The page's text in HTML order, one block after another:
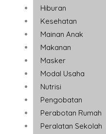
Hiburan
Kesehatan
Mainan Anak
Makanan
Masker
Modal Usaha
Nutrisi
Pengobatan
Perabotan Rumah
Peralatan Sekolah